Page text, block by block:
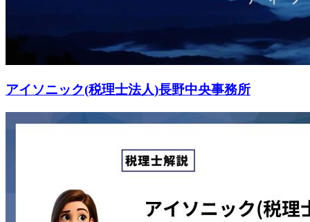
アイソニック(税理士法人)長野中央事務所